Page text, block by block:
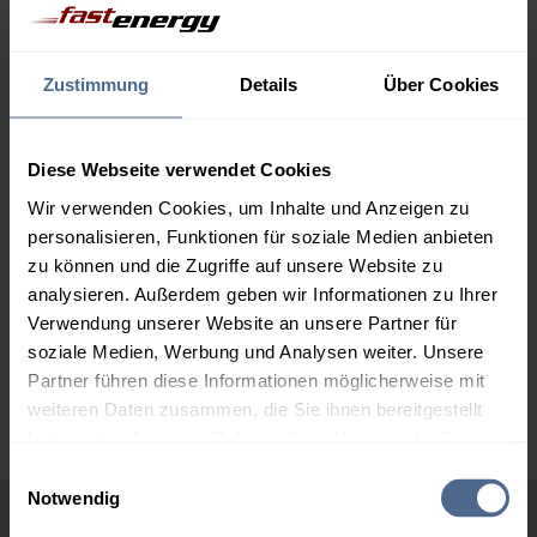
Zustimmung Details Über Cookies
Diese Webseite verwendet Cookies
Wir verwenden Cookies, um Inhalte und Anzeigen zu
personalisieren, Funktionen für soziale Medien anbieten
zu können und die Zugriffe auf unsere Website zu
analysieren. Außerdem geben wir Informationen zu Ihrer
Verwendung unserer Website an unsere Partner für
soziale Medien, Werbung und Analysen weiter. Unsere
Partner führen diese Informationen möglicherweise mit
weiteren Daten zusammen, die Sie ihnen bereitgestellt
Notwendig
1.000 Liter – 1,20 €
166,68 €
3.000 Liter
163,41 €
164,61 €
– 1,20 €
5.000 Liter
163,09 €
Preise für Heizöl in Standardqualität nach Ö-Norm C 1109 in € / 100
Liter inkl. MwSt. und Lieferung bei einer Lieferstelle.